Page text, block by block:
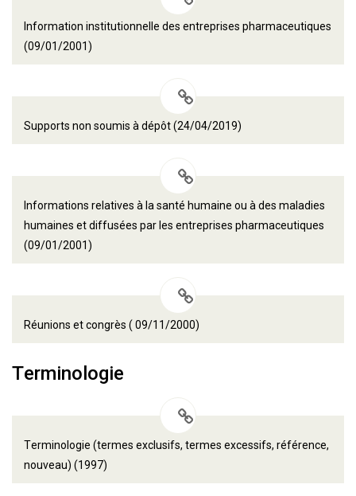
Information institutionnelle des entreprises pharmaceutiques
(09/01/2001)
Supports non soumis à dépôt (24/04/2019)
Informations relatives à la santé humaine ou à des maladies
humaines et diffusées par les entreprises pharmaceutiques
(09/01/2001)
Réunions et congrès ( 09/11/2000)
Terminologie
Terminologie (termes exclusifs, termes excessifs, référence,
nouveau) (1997)